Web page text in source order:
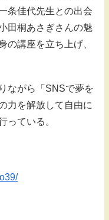
条佳代先生との出会
田桐あさぎさんの魅
の講座を立ち上げ、
ながら「SNSで夢を
力を解放して自由に
っている。